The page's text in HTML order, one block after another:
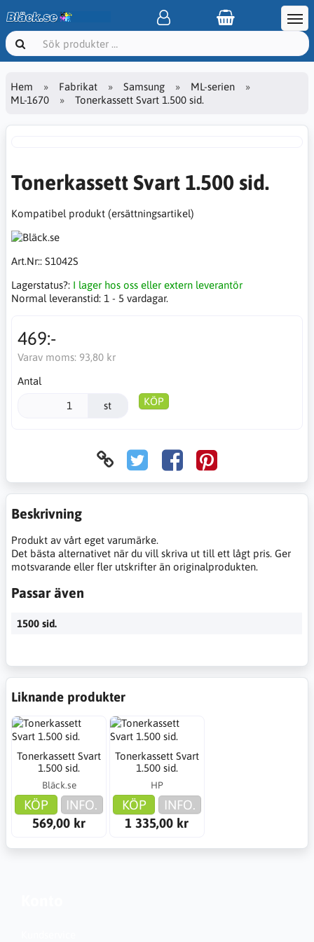
Hem Fabrikat Samsung
ML-serien
ML-1670
Tonerkassett Svart 1.500 sid.
Tonerkassett Svart 1.500 sid.
Kompatibel produkt (ersättningsartikel)
Art.Nr:: S1042S
Lagerstatus?: I lager hos oss eller extern leverantör
Normal leveranstid: 1 - 5 vardagar.
469:-
Varav moms: 93,80 kr
Antal
st KÖP
Beskrivning
Produkt av vårt eget varumärke.
Det bästa alternativet när du vill skriva ut till ett lågt pris. Ger
motsvarande eller fler utskrifter än originalprodukten.
Passar även
1500 sid.
Liknande produkter
Tonerkassett Svart
1.500 sid.
Bläck.se
KÖP
INFO.
569,00 kr
Tonerkassett Svart
1.500 sid.
HP
KÖP
INFO.
1 335,00 kr